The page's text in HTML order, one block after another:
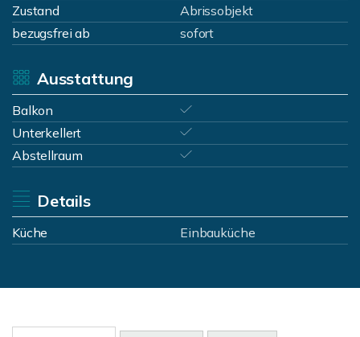
Zustand
Abrissobjekt
bezugsfrei ab
sofort
Ausstattung
Balkon
Unterkellert
Abstellraum
Details
Küche Einbauküche